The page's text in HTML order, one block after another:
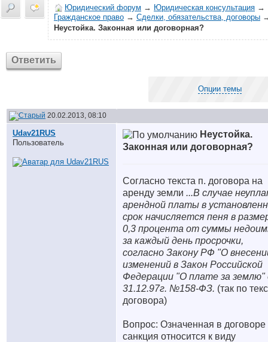
Юридический форум → Юридическая консультация →
Гражданское право → Сделки, обязательства, договоры
Неустойка. Законная или договорная?
Ответить
Опции темы
20.02.2013, 08:10
Udav21RUS
Пользователь
Неустойка.
Законная или договорная?
Согласно текста п. договора на
аренду земли ...В случае
арендной платы в
срок начисляется пеня в
0,3 процента от суммы
за каждый день просрочки,
согласно Закону РФ "О
изменений в Закон Российской
Федерации "О плате за
31.12.97г. №158-ФЗ. (так по
договора)
Вопрос: Означенная в договоре
санкция относится к виду